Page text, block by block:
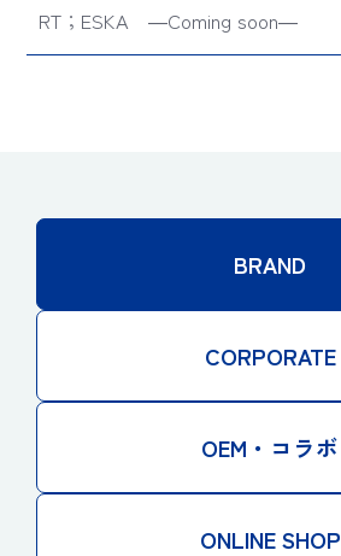
RT；ESKA ―Coming soon―
BRAND
CORPORATE
OEM・コラボ
ONLINE SHOP